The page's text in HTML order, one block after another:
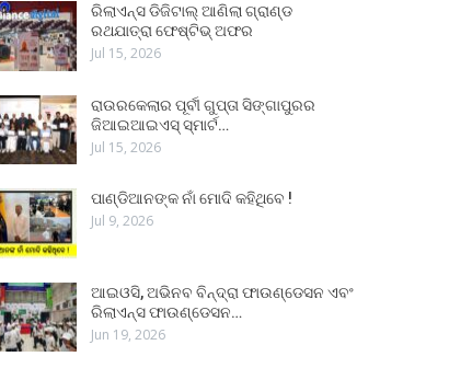
ରିଲାଏନ୍ସ ଡିଜିଟାଲ୍ ଆଣିଲା ଗ୍ରାଣ୍ଡ
ରଥଯାତ୍ରା ଫେଷ୍ଟିଭ୍ ଅଫର
Jul 15, 2026
ରାଉରକେଲାର ପୂର୍ବୀ ଗୁପ୍ତା ସିଙ୍ଗାପୁରର
ଜିଆଇଆଇଏସ୍ ସ୍ମାର୍ଟ…
Jul 15, 2026
ପାଣ୍ଡିଆନଙ୍କ ନାଁ ମୋଦି କହିଥିବେ !
Jul 9, 2026
ଆଇଓସି, ଅଭିନବ ବିନ୍ଦ୍ରା ଫାଉଣ୍ଡେସନ ଏବଂ
ରିଲାଏନ୍ସ ଫାଉଣ୍ଡେସନ…
Jun 19, 2026